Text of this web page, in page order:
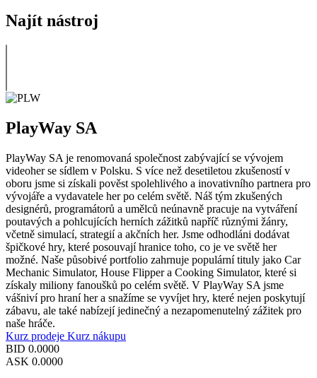
Najít nástroj
PlayWay SA
PlayWay SA je renomovaná společnost zabývající se vývojem
videoher se sídlem v Polsku. S více než desetiletou zkušeností v
oboru jsme si získali pověst spolehlivého a inovativního partnera pro
vývojáře a vydavatele her po celém světě. Náš tým zkušených
designérů, programátorů a umělců neúnavně pracuje na vytváření
poutavých a pohlcujících herních zážitků napříč různými žánry,
včetně simulací, strategií a akčních her. Jsme odhodláni dodávat
špičkové hry, které posouvají hranice toho, co je ve světě her
možné. Naše působivé portfolio zahrnuje populární tituly jako Car
Mechanic Simulator, House Flipper a Cooking Simulator, které si
získaly miliony fanoušků po celém světě. V PlayWay SA jsme
vášniví pro hraní her a snažíme se vyvíjet hry, které nejen poskytují
zábavu, ale také nabízejí jedinečný a nezapomenutelný zážitek pro
naše hráče.
Kurz prodeje Kurz nákupu
BID 0.0000
ASK 0.0000